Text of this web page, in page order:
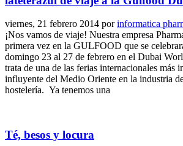
viernes, 21 febrero 2014 porinformatica
¡Nos vamos de viaje! Nuestra empresa
primera vez en la GULFOOD que se
domingo 23 al 27 de febrero en el Dubai
trata de una de las ferias internacionales más
influyente del Medio Oriente en la industria
hostelería. Ya tenemos una
Té, besos y locura